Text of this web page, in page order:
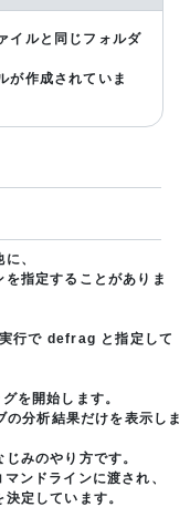
イルと同じフォルダ
が作成されていま
、
指定することがありま
行で defrag と指定して
を開始します。
分析結果だけを表示しま
みのやり方です。
ンドラインに渡され、
定しています。